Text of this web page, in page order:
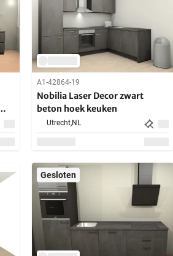
A1-42864-19
Nobilia Laser Decor zwart
beton hoek keuken
Utrecht,NL
Gesloten